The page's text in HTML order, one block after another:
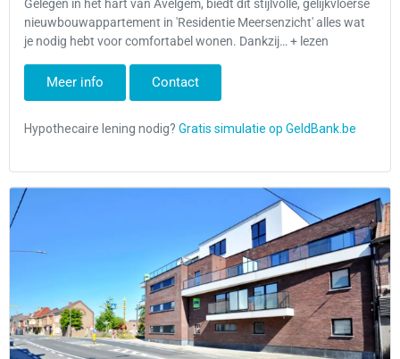
Gelegen in het hart van Avelgem, biedt dit stijlvolle, gelijkvloerse
nieuwbouwappartement in 'Residentie Meersenzicht' alles wat
je nodig hebt voor comfortabel wonen. Dankzij… + lezen
Meer info Contact